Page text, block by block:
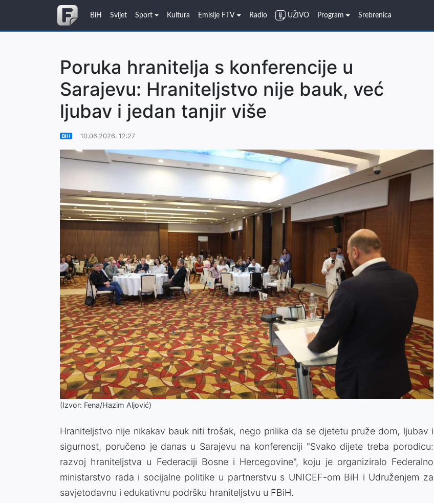
BiH Svijet Sport Kultura Emisije FTV Radio UŽIVO Program Srebrenica
Poruka hranitelja s konferencije u
Sarajevu: Hraniteljstvo nije bauk, već
ljubav i jedan tanjir više
BiH 10.06.2026. 12:27
(Izvor: Fena/Hazim Aljović)
Hraniteljstvo nije nikakav bauk niti trošak, nego prilika da se djetetu pruže dom, ljubav i
sigurnost, poručeno je danas u Sarajevu na konferenciji "Svako dijete treba porodicu:
razvoj hraniteljstva u Federaciji Bosne i Hercegovine", koju je organiziralo Federalno
ministarstvo rada i socijalne politike u partnerstvu s UNICEF-om BiH i Udruženjem za
savjetodavnu i edukativnu podršku hraniteljstvu u FBiH.